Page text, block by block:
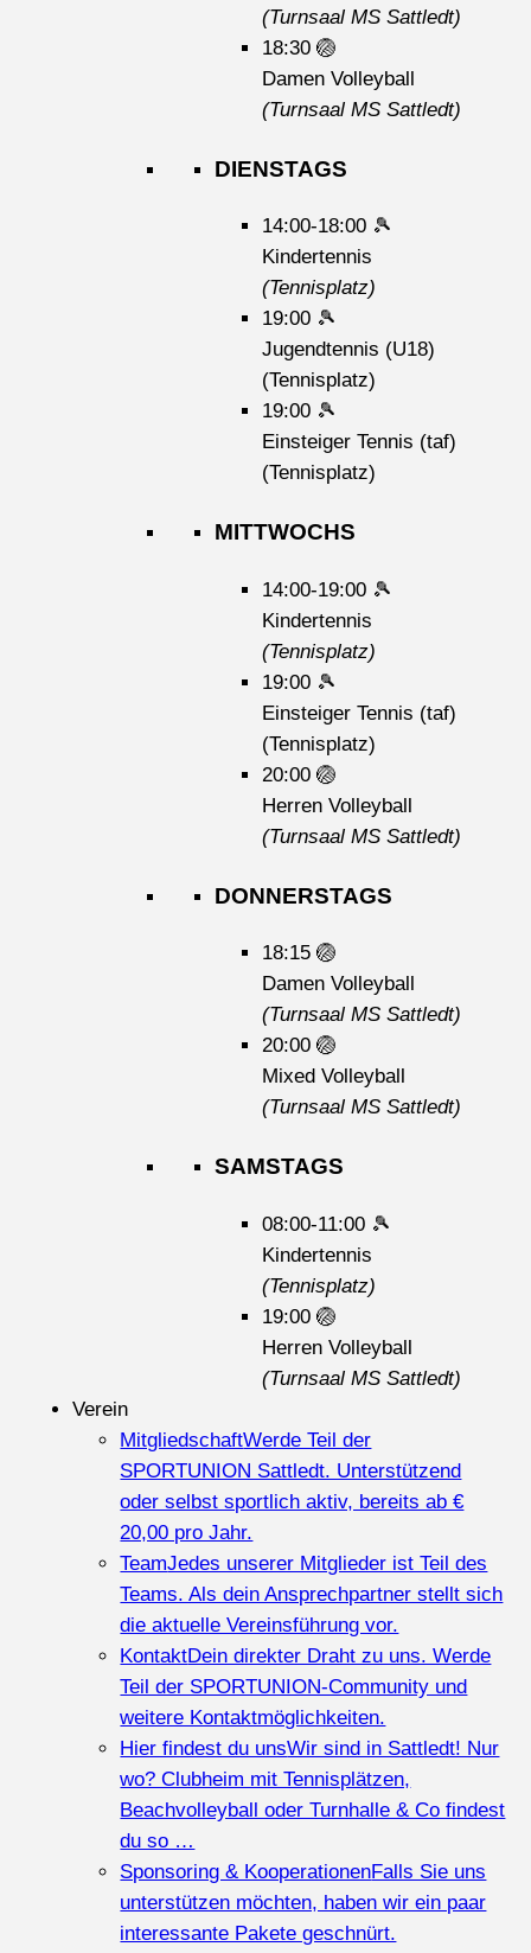
(Turnsaal MS Sattledt)
18:30🏐
Damen Volleyball
(Turnsaal MS Sattledt)
DIENSTAGS
14:00-18:00 🎾
Kindertennis
(Tennisplatz)
19:00 🎾
Jugendtennis (U18)
(Tennisplatz)
19:00 🎾
Einsteiger Tennis (taf)
(Tennisplatz)
MITTWOCHS
14:00-19:00 🎾
Kindertennis
(Tennisplatz)
19:00 🎾
Einsteiger Tennis (taf)
(Tennisplatz)
20:00🏐
Herren Volleyball
(Turnsaal MS Sattledt)
DONNERSTAGS
18:15🏐
Damen Volleyball
(Turnsaal MS Sattledt)
20:00🏐
Mixed Volleyball
(Turnsaal MS Sattledt)
SAMSTAGS
08:00-11:00 🎾
Kindertennis
(Tennisplatz)
19:00🏐
Herren Volleyball
(Turnsaal MS Sattledt)
Verein
MitgliedschaftWerde Teil der
SPORTUNION Sattledt. Unterstützend
oder selbst sportlich aktiv, bereits ab €
20,00 pro Jahr.
TeamJedes unserer Mitglieder ist Teil des
Teams. Als dein Ansprechpartner stellt sich
die aktuelle Vereinsführung vor.
KontaktDein direkter Draht zu uns. Werde
Teil der SPORTUNION-Community und
weitere Kontaktmöglichkeiten.
Hier findest du unsWir sind in Sattledt! Nur
wo? Clubheim mit Tennisplätzen,
Beachvolleyball oder Turnhalle & Co findest
du so …
Sponsoring & KooperationenFalls Sie uns
unterstützen möchten, haben wir ein paar
interessante Pakete geschnürt.